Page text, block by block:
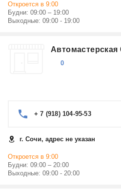
Откроется в 9:00
Будни: 09:00 – 19:00
Выходные: 09:00 - 19:00
Автомастерская
0
+ 7 (918) 104-95-53
г. Сочи, адрес не указан
Откроется в 9:00
Будни: 09:00 – 20:00
Выходные: 09:00 - 20:00